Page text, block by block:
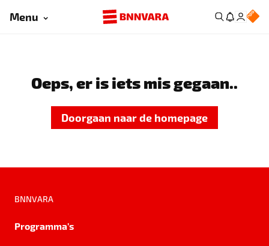
Menu
Oeps, er is iets mis gegaan..
Doorgaan naar de homepage
BNNVARA
Programma's